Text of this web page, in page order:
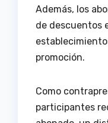
Además, los
de descuentos
promoción.
Como
participantes